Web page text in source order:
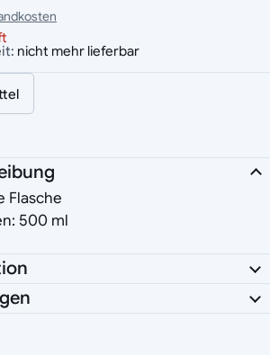
nicht mehr lieferbar
Flasche
500 ml